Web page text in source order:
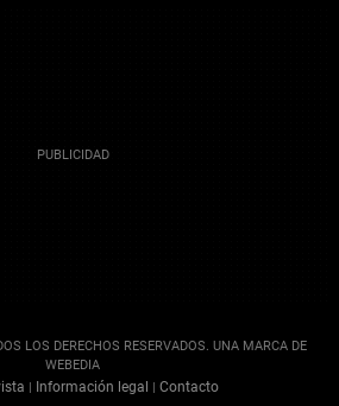
LOS DERECHOS RESERVADOS. UNA MARCA DE
WEBEDIA
Información legal Contacto